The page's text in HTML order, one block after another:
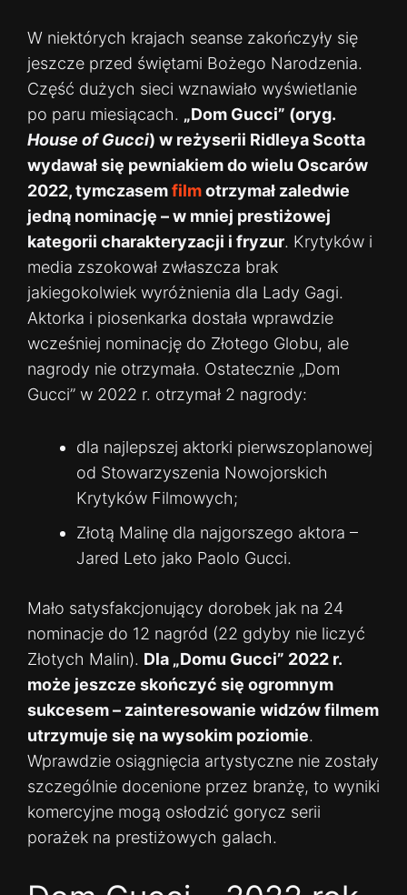
W niektórych krajach seanse zakończyły się
jeszcze przed świętami Bożego Narodzenia.
Część dużych sieci wznawiało wyświetlanie
po paru miesiącach. „Dom Gucci” (oryg.
House of Gucci) w reżyserii Ridleya Scotta
wydawał się pewniakiem do wielu Oscarów
2022, tymczasemfilmotrzymał zaledwie
jedną nominację – w mniej prestiżowej
kategorii charakteryzacji i fryzur. Krytyków i
media zszokował zwłaszcza brak
jakiegokolwiek wyróżnienia dla Lady Gagi.
Aktorka i piosenkarka dostała wprawdzie
wcześniej nominację do Złotego Globu, ale
nagrody nie otrzymała. Ostatecznie „Dom
Gucci” w 2022 r. otrzymał 2 nagrody:
dla najlepszej aktorki pierwszoplanowej
od Stowarzyszenia Nowojorskich
Krytyków Filmowych;
Złotą Malinę dla najgorszego aktora –
Jared Leto jako Paolo Gucci.
Mało satysfakcjonujący dorobek jak na 24
nominacje do 12 nagród (22 gdyby nie liczyć
Złotych Malin). Dla „Domu Gucci” 2022 r.
może jeszcze skończyć się ogromnym
sukcesem – zainteresowanie widzów filmem
utrzymuje się na wysokim poziomie.
Wprawdzie osiągnięcia artystyczne nie zostały
szczególnie docenione przez branżę, to wyniki
komercyjne mogą osłodzić gorycz serii
porażek na prestiżowych galach.